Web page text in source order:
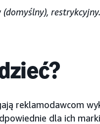
restrykcyjny.
reklamodawcom
dla ich